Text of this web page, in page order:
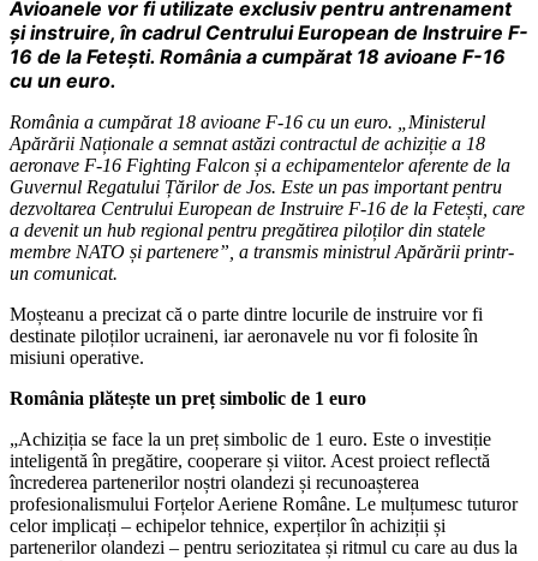
Avioanele vor fi utilizate exclusiv pentru antrenament
și instruire, în cadrul Centrului European de Instruire F-
16 de la Fetești. România a cumpărat 18 avioane F-16
cu un euro.
România a cumpărat 18 avioane F-16 cu un euro. „Ministerul
Apărării Naționale a semnat astăzi contractul de achiziție a 18
aeronave F-16 Fighting Falcon și a echipamentelor aferente de la
Guvernul Regatului Țărilor de Jos. Este un pas important pentru
dezvoltarea Centrului European de Instruire F-16 de la Fetești, care
a devenit un hub regional pentru pregătirea piloților din statele
membre NATO și partenere”, a transmis ministrul Apărării printr-
un comunicat.
Moșteanu a precizat că o parte dintre locurile de instruire vor fi
destinate piloților ucraineni, iar aeronavele nu vor fi folosite în
misiuni operative.
România plătește un preț simbolic de 1 euro
„Achiziția se face la un preț simbolic de 1 euro. Este o investiție
inteligentă în pregătire, cooperare și viitor. Acest proiect reflectă
încrederea partenerilor noștri olandezi și recunoașterea
profesionalismului Forțelor Aeriene Române. Le mulțumesc tuturor
celor implicați – echipelor tehnice, experților în achiziții și
partenerilor olandezi – pentru seriozitatea și ritmul cu care au dus la